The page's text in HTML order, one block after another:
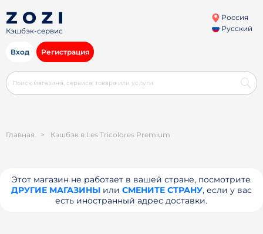
Кэшбэк-сервис
Россия
Русский
Вход Регистрация
Главная > Кэшбэк в Les Tricolores Premium
Этот магазин не работает в вашей стране, посмотрите
ДРУГИЕ МАГАЗИНЫили СМЕНИТЕ СТРАНУ, если у вас
есть иностранный адрес доставки.